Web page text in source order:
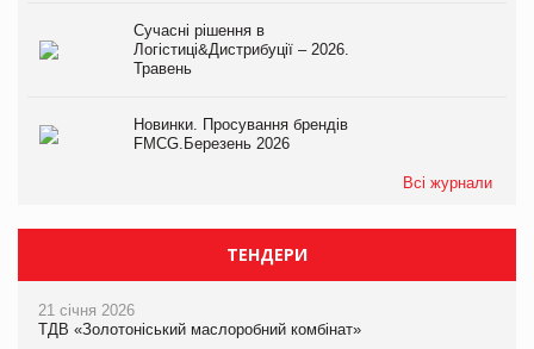
Сучасні рішення в
Логістиці&Дистрибуції – 2026.
Травень
Новинки. Просування брендів
FMCG.Березень 2026
Всі журнали
ТЕНДЕРИ
21 січня 2026
ТДВ «Золотоніський маслоробний комбінат»